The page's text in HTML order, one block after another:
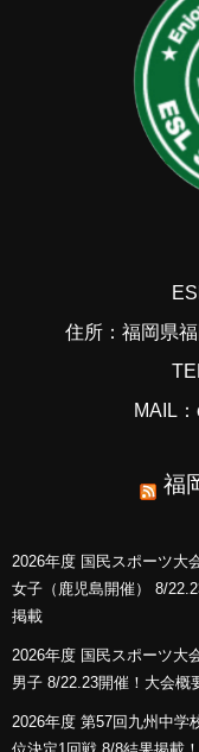
住所：福岡県
MAIL
福
2026年度 国民スポーツ大
女子（鹿児島開催） 8/
掲載
2026年度 国民スポーツ大
男子 8/22.23開催！大会概
2026年度 第57回九州中学